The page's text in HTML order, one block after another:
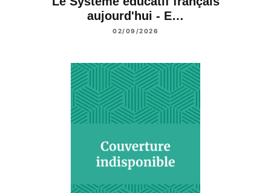
aujourd'hui - E…
02/09/2026